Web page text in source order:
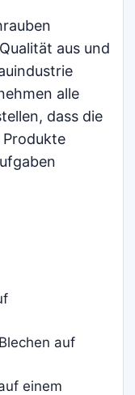
aus und
alle
dass die
auf
einem